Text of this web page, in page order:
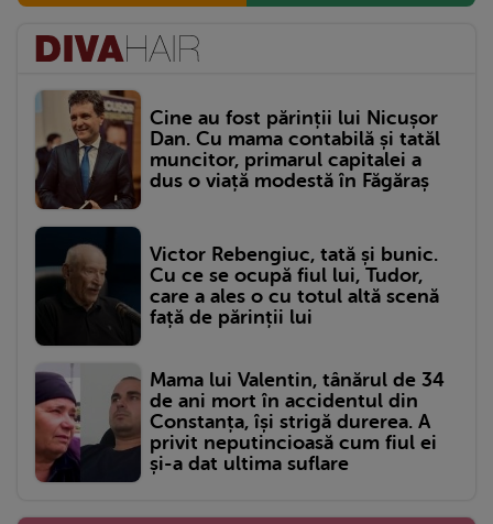
Cine au fost părinții lui Nicușor
Dan. Cu mama contabilă și tatăl
muncitor, primarul capitalei a
dus o viață modestă în Făgăraș
Victor Rebengiuc, tată și bunic.
Cu ce se ocupă fiul lui, Tudor,
care a ales o cu totul altă scenă
față de părinții lui
Mama lui Valentin, tânărul de 34
de ani mort în accidentul din
Constanța, își strigă durerea. A
privit neputincioasă cum fiul ei
și-a dat ultima suflare